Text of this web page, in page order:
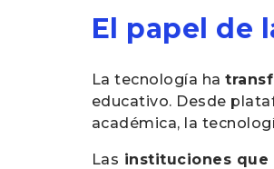
El papel de
La tecnología ha
educativo. Desde
académica, la
Las instituciones que